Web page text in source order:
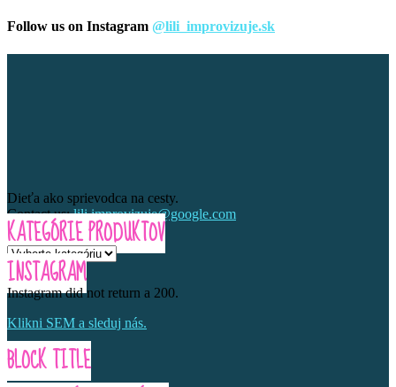
Follow us on Instagram @lili_improvizuje.sk
Dieťa ako sprievodca na cesty.
Contact us:lili.improvizuje@google.com
KATEGÓRIE PRODUKTOV
INSTAGRAM
Instagram did not return a 200.
Klikni SEM a sleduj nás.
BLOCK TITLE